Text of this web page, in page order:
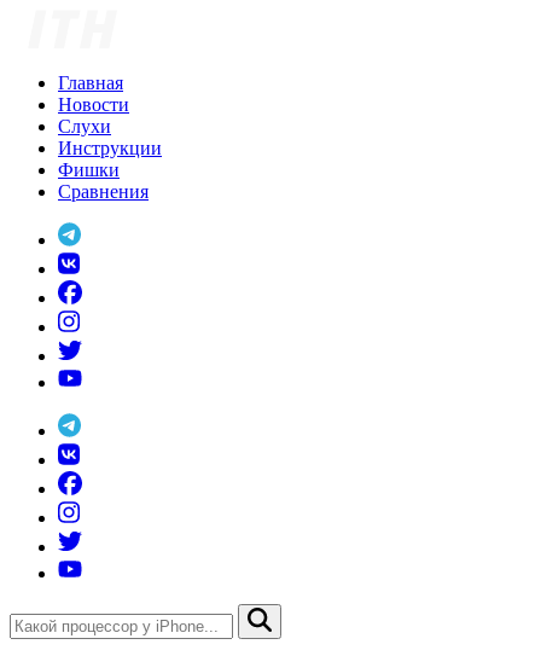
Главная
Новости
Слухи
Инструкции
Фишки
Сравнения